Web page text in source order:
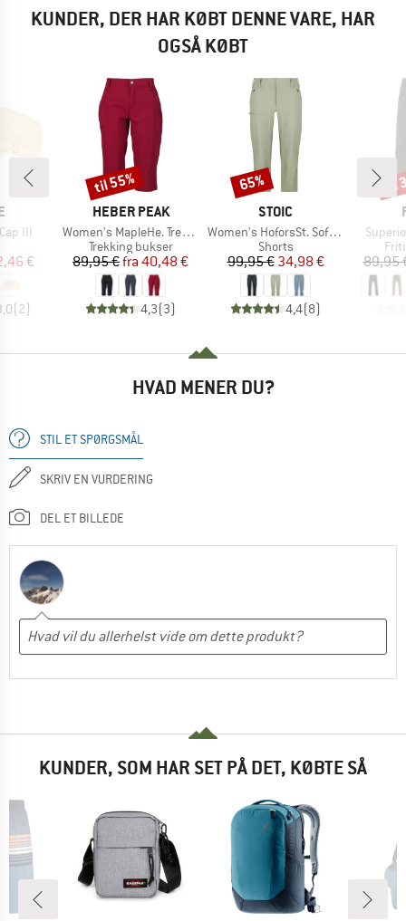
KUNDER, DER HAR KØBT DENNE VARE, HAR
OGSÅ KØBT
III
pris
€
(2)
MÆRKE
HEBER PEAK
Artikel
Women's MapleHe. Trekking Capri Pants
Produktgruppe
Trekking bukser
Pris
89,95 € Nedsat pris
fra 40,48 €
4,3(3)
Rabat
til 55%
MÆRKE
STOIC
Artikel
Women's HoforsSt. Softshell Pants Capri Light
Produktgruppe
Shorts
Pris
99,95 €Nedsat pris
34,98 €
4,4(8)
Rabat
65%
Artikel
89,95
HVAD MENER DU?
STIL ET SPØRGSMÅL
SKRIV EN VURDERING
DEL ET BILLEDE
KUNDER, SOM HAR SET PÅ DET, KØBTE SÅ